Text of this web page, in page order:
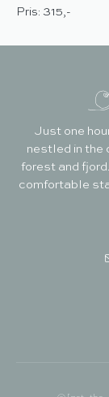
Pris: 315,-
Just one
nestled in the
forest and
comfortable